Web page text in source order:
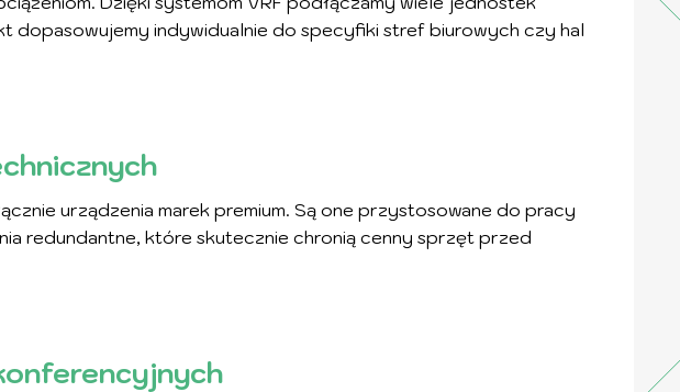
indywidualnie do specyfiki stref biurowych czy hal
urządzenia marek premium. Są one przystosowane do pracy
redundantne, które skutecznie chronią cenny sprzęt przed